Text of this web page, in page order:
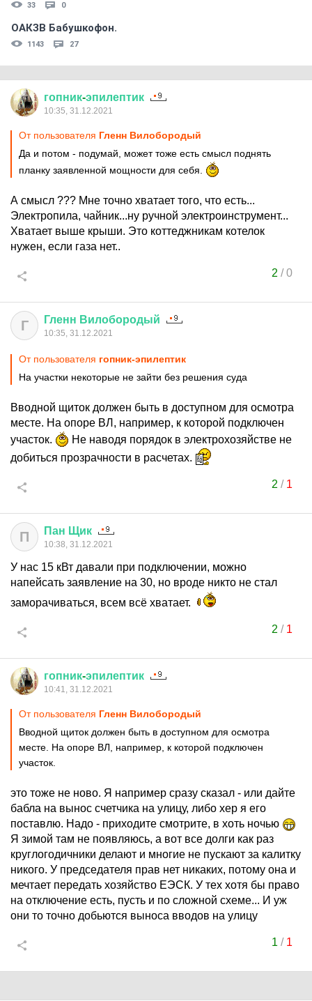
33 0
ОАКЗВ Бабушкофон.
1143 27
гопник-эпилептик
10:35, 31.12.2021
От пользователя Гленн Вилобородый
Да и потом - подумай, может тоже есть смысл поднять
планку заявленной мощности для себя.
А смысл ??? Мне точно хватает того, что есть...
Электропила, чайник...ну ручной электроинструмент...
Хватает выше крыши. Это коттеджникам котелок
нужен, если газа нет..
2 /0
Г Гленн Вилобородый
10:35, 31.12.2021
От пользователя гопник-эпилептик
На участки некоторые не зайти без решения суда
Вводной щиток должен быть в доступном для осмотра
месте. На опоре ВЛ, например, к которой подключен
участок.
Не наводя порядок в электрохозяйстве не
добиться прозрачности в расчетах.
2 / 1
П Пан Щик
10:38, 31.12.2021
У нас 15 кВт давали при подключении, можно
напейсать заявление на 30, но вроде никто не стал
заморачиваться, всем всё хватает.
2 / 1
гопник-эпилептик
10:41, 31.12.2021
От пользователя Гленн Вилобородый
Вводной щиток должен быть в доступном для осмотра
месте. На опоре ВЛ, например, к которой подключен
участок.
это тоже не ново. Я например сразу сказал - или дайте
бабла на вынос счетчика на улицу, либо хер я его
поставлю. Надо - приходите смотрите, в хоть ночью
Я зимой там не появляюсь, а вот все долги как раз
круглогодичники делают и многие не пускают за калитку
никого. У председателя прав нет никаких, потому она и
мечтает передать хозяйство ЕЭСК. У тех хотя бы право
на отключение есть, пусть и по сложной схеме... И уж
они то точно добьются выноса вводов на улицу
1 / 1